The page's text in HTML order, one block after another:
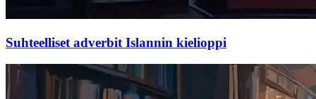
Suhteelliset adverbit Islannin kielioppi